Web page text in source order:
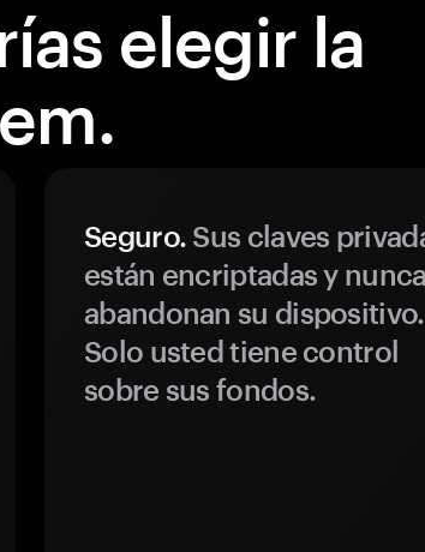
elegir la
Seguro. Sus claves
están encriptadas y nunca
abandonan su dispositivo.
Solo usted tiene control
sobre sus fondos.